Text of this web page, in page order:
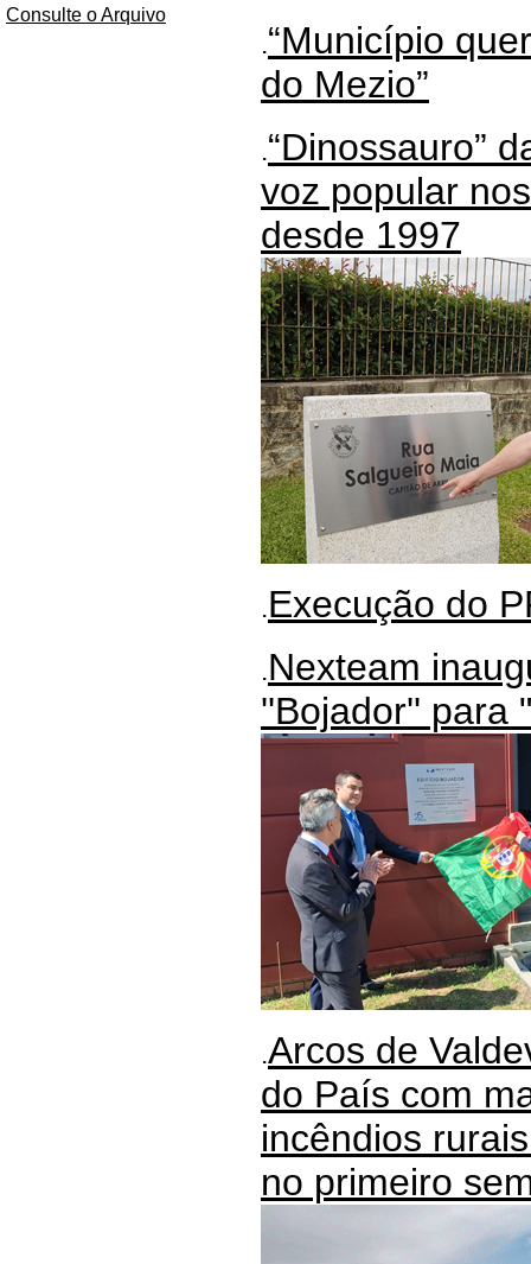
Consulte o Arquivo
.“Município
do Mezio”
.“Dinossauro”
voz popular
desde 1997
.Execução do
.Nexteam
''Bojador'' para
.Arcos de
do País com
incêndios
no primeiro